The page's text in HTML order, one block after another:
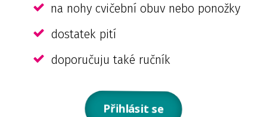
na nohy cvičební obuv nebo ponožky
dostatek pití
doporučuju také ručník
Přihlásit se